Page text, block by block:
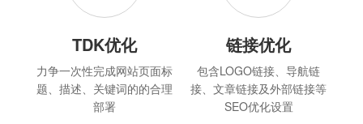
TDK优化
力争一次性完成网站页面标
题、描述、关键词的的合理
部署
链接优化
包含LOGO链接、导航链
接、文章链接及外部链接等
SEO优化设置